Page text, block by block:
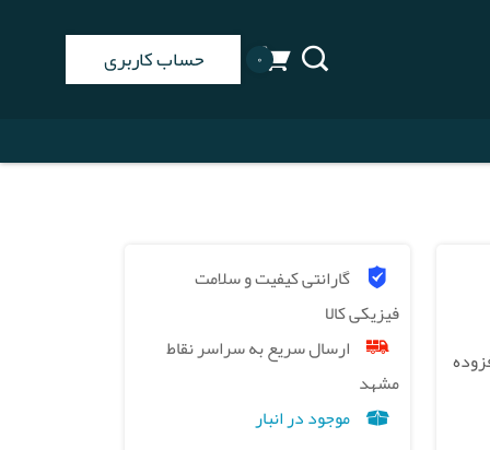
۰ حساب کاربری
افزوده
گارانتی کیفیت و سلامت
فیزیکی کالا
ارسال سریع به سراسر نقاط
مشهد
موجود در انبار